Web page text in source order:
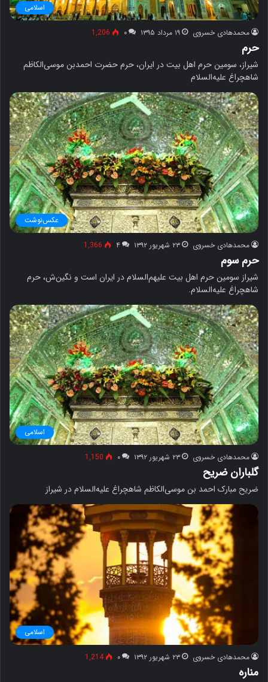
اسلامی
محمدهادی خسروی ۱۹ مرداد ۱۳۹۵ ۰ 1,206
حرم
شیراز، سومین حرم اهل بیت در ایران، حرم حضرت احمدبن موسی‌الکاظم
شاهچراغ علیه‌السلام
عکس‌نوشت
محمدهادی خسروی ۲۳ شهریور ۱۳۹۲ ۴ 1,366
حرم سوم
شیراز سومین حرم اهل بیت علیهم‌السلام در ایران است و نگین‌ش، حرم
شاهچراغ علیه‌السلام.
اسلامی
محمدهادی خسروی ۲۳ شهریور ۱۳۹۲ ۰ 1,150
گلباران ضریح
ضریح مبارک احمد بن موسی‌الکاظم شاهچراغ علیه‌السلام در شیراز
اسلامی
محمدهادی خسروی ۲۳ شهریور ۱۳۹۲ ۰ 1,214
مناره